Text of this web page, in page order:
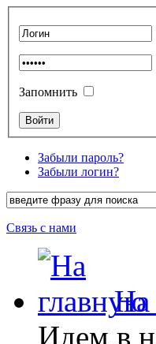
Запомнить
Забыли пароль?
Забыли логин?
Связь с нами
На
Идем в